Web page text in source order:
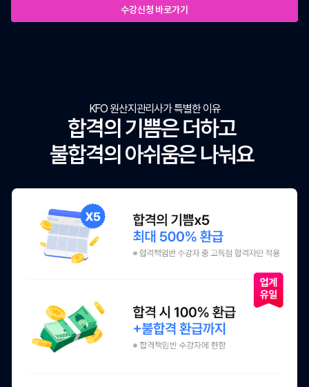
수강신청 바로가기
KFO 원산지관리사가 특별한 이유
합격의 기쁨은 더하고
불합격의 아쉬움은 나눠요